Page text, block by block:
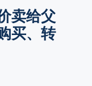
卖给父
买、转